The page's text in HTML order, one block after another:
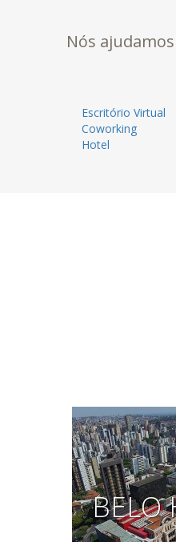
Nós
Escritório Virtual
Coworking
Hotel
BELO